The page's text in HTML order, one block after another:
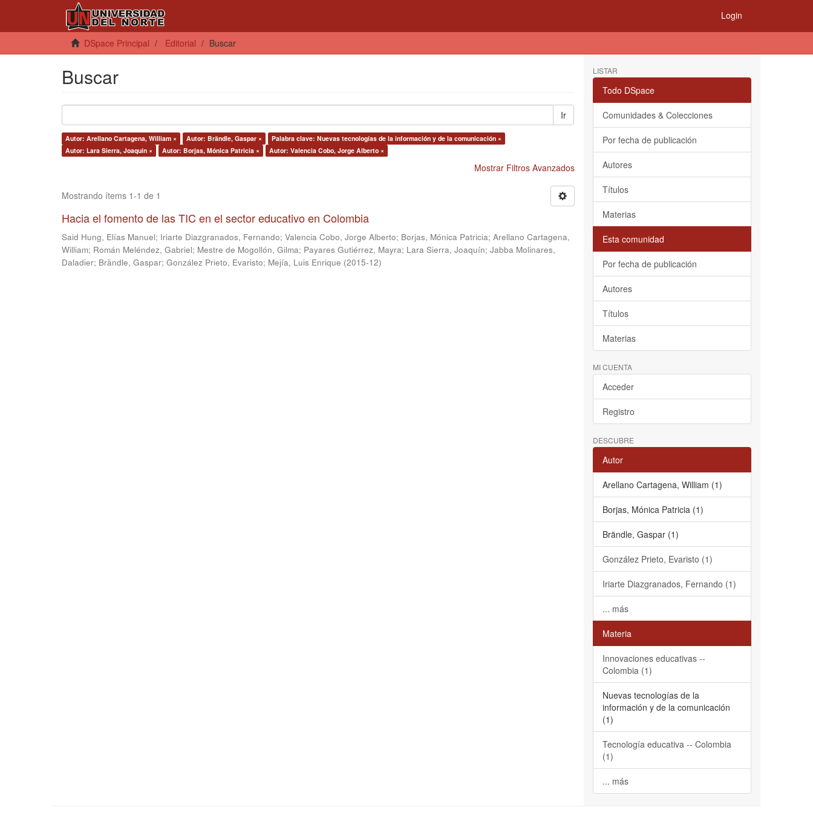
Login
DSpace Principal Editorial Buscar
Buscar
Ir
Autor: Arellano Cartagena, William × Autor: Brändle, Gaspar ×
Palabra clave: Nuevas tecnologías de la información y de la comunicación ×
Autor: Lara Sierra, Joaquín ×
Autor: Borjas, Mónica Patricia × Autor: Valencia Cobo, Jorge Alberto ×
Mostrar Filtros Avanzados
Mostrando ítems 1-1 de 1
Hacia el fomento de las TIC en el sector educativo en Colombia
Said Hung, Elías Manuel; Iriarte Diazgranados, Fernando; Valencia Cobo, Jorge Alberto; Borjas, Mónica Patricia; Arellano Cartagena,
William; Román Meléndez, Gabriel; Mestre de Mogollón, Gilma; Payares Gutiérrez, Mayra; Lara Sierra, Joaquín; Jabba Molinares,
Daladier; Brändle, Gaspar; González Prieto, Evaristo; Mejía, Luis Enrique (2015-12)
LISTAR
Todo DSpace
Comunidades & Colecciones
Por fecha de publicación
Autores
Títulos
Materias
Esta comunidad
Por fecha de publicación
Autores
Títulos
Materias
MI CUENTA
Acceder
Registro
DESCUBRE
Autor
Arellano Cartagena, William (1)
Borjas, Mónica Patricia (1)
Brändle, Gaspar (1)
González Prieto, Evaristo (1)
Iriarte Diazgranados, Fernando (1)
... más
Materia
Innovaciones educativas --
Colombia (1)
Nuevas tecnologías de la
información y de la comunicación
(1)
Tecnología educativa -- Colombia
(1)
... más